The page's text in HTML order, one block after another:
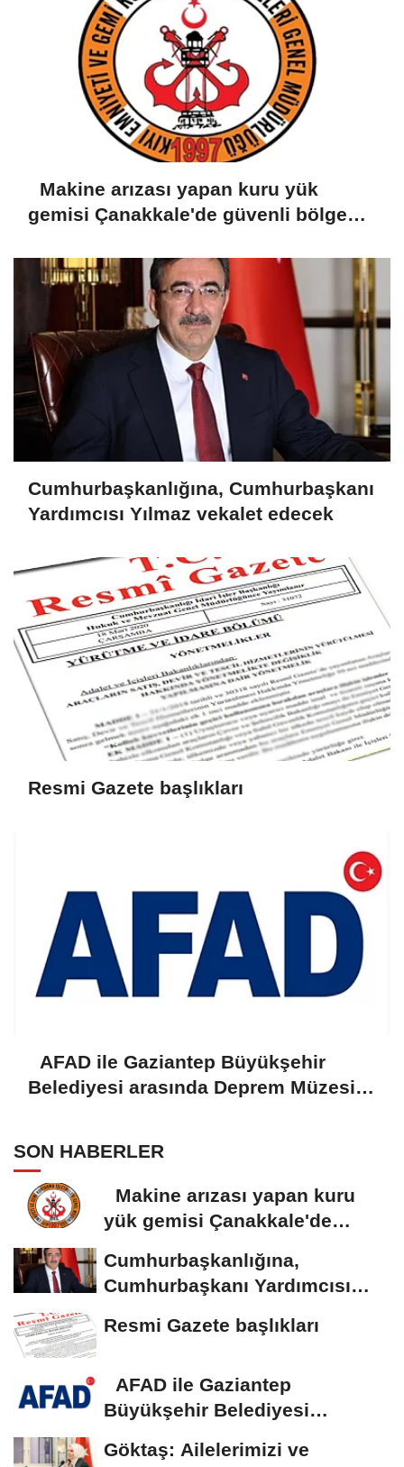
Makine arızası yapan kuru yük
gemisi Çanakkale'de güvenli bölgeye
Cumhurbaşkanlığına, Cumhurbaşkanı
Yardımcısı Yılmaz vekalet edecek
Resmi Gazete başlıkları
AFAD ile Gaziantep Büyükşehir
Belediyesi arasında Deprem Müzesi
SON HABERLER
Makine arızası yapan kuru
yük gemisi Çanakkale'de
Cumhurbaşkanlığına,
Cumhurbaşkanı Yardımcısı
Resmi Gazete başlıkları
AFAD ile Gaziantep
Büyükşehir Belediyesi
Göktaş: Ailelerimizi ve